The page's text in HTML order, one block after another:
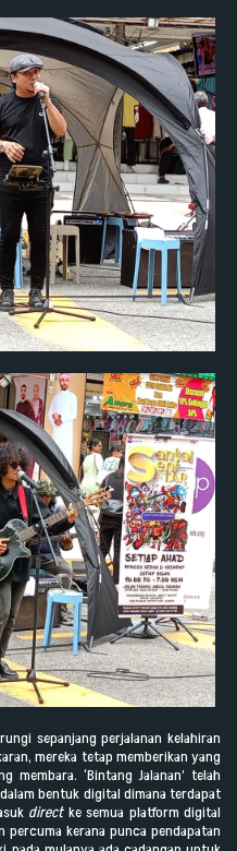
sepanjang perjalanan kelahiran
mereka tetap memberikan yang
membara. ‘Bintang Jalanan’ telah
bentuk digital dimana terdapat
directke semua platform digital
percuma kerana punca pendapatan